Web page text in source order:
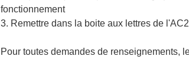
fonctionnement
3. Remettre dans la boite aux lettres de
Pour toutes demandes de renseignements,